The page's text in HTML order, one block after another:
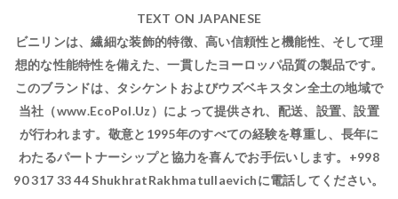
TEXT ON JAPANESE
ビニリンは、繊細な装飾的特徴、高い信頼性と機能性、そして理
想的な性能特性を備えた、一貫したヨーロッパ品質の製品です。
このブランドは、タシケントおよびウズベキスタン全土の地域で
当社（www.EcoPol.Uz）によって提供され、配送、設置、設置
が行われます。敬意と1995年のすべての経験を尊重し、長年に
わたるパートナーシップと協力を喜んでお手伝いします。+998
90 317 33 44 ShukhratRakhmatullaevichに電話してください。